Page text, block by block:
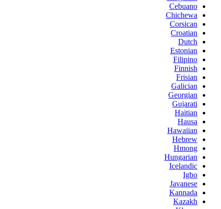
Cebuano
Chichewa
Corsican
Croatian
Dutch
Estonian
Filipino
Finnish
Frisian
Galician
Georgian
Gujarati
Haitian
Hausa
Hawaiian
Hebrew
Hmong
Hungarian
Icelandic
Igbo
Javanese
Kannada
Kazakh